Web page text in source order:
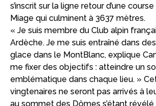
s’inscrit sur la ligne retour d’une
Miage qui culminent à 3637 mètres.
« Je suis membre du Club alpin
Ardèche. Je me suis entraîné dans
glace dans le MontBlanc, explique
me fixer des objectifs : atteindre un
emblématique dans chaque lieu. »
vingtenaires ne seront pas arrivés à
au sommet des Dômes s’étant